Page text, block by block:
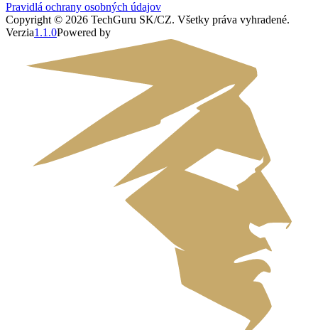
Pravidlá ochrany osobných údajov
Copyright © 2026 TechGuru SK/CZ. Všetky práva vyhradené.
Verzia1.1.0Powered by